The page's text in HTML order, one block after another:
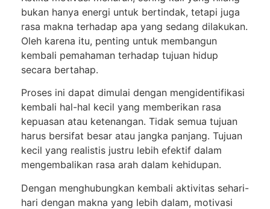
bukan hanya energi untuk bertindak, tetapi juga
rasa makna terhadap apa yang sedang dilakukan.
Oleh karena itu, penting untuk membangun
kembali pemahaman terhadap tujuan hidup
secara bertahap.
Proses ini dapat dimulai dengan mengidentifikasi
kembali hal-hal kecil yang memberikan rasa
kepuasan atau ketenangan. Tidak semua tujuan
harus bersifat besar atau jangka panjang. Tujuan
kecil yang realistis justru lebih efektif dalam
mengembalikan rasa arah dalam kehidupan.
Dengan menghubungkan kembali aktivitas sehari-
hari dengan makna yang lebih dalam, motivasi